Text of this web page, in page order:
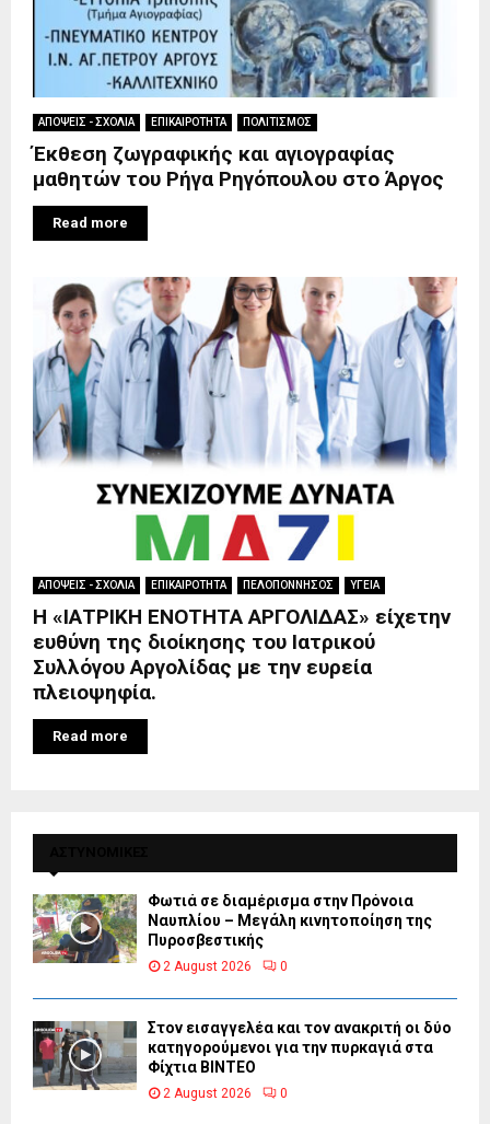
ΑΠΟΨΕΙΣ - ΣΧΟΛΙΑ ΕΠΙΚΑΙΡΟΤΗΤΑ ΠΟΛΙΤΙΣΜΟΣ
Έκθεση ζωγραφικής και αγιογραφίας
μαθητών του Ρήγα Ρηγόπουλου στο Άργος
Read more
ΑΠΟΨΕΙΣ - ΣΧΟΛΙΑ ΕΠΙΚΑΙΡΟΤΗΤΑ ΠΕΛΟΠΟΝΝΗΣΟΣ ΥΓΕΙΑ
Η «ΙΑΤΡΙΚΗ ΕΝΟΤΗΤΑ ΑΡΓΟΛΙΔΑΣ» είχετην
ευθύνη της διοίκησης του Ιατρικού
Συλλόγου Αργολίδας με την ευρεία
πλειοψηφία.
Read more
Φωτιά σε διαμέρισμα στην Πρόνοια
Ναυπλίου – Μεγάλη κινητοποίηση της
Πυροσβεστικής
2 August 2026 0
Στον εισαγγελέα και τον ανακριτή οι δύο
κατηγορούμενοι για την πυρκαγιά στα
Φίχτια ΒΙΝΤΕΟ
2 August 2026 0